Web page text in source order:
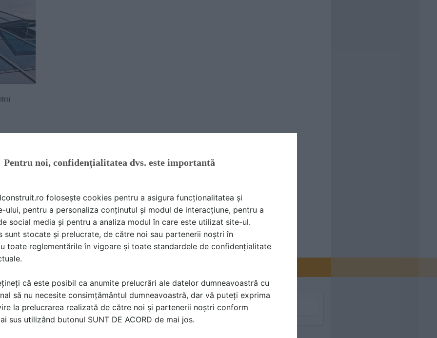
info
Pentru noi, confidențialitatea dvs. este importantă
folosește cookies pentru a asigura funcționalitatea și
ului, pentru a personaliza conținutul și modul de interacțiune, pentru a
social media și pentru a analiza modul în care este utilizat site-ul.
sunt stocate și prelucrate, de către noi sau partenerii noștri în
toate reglementările în vigoare și toate standardele de confidențialitate
că este posibil ca anumite prelucrări ale datelor dumneavoastră cu
să nu necesite consimțământul dumneavoastră, dar vă puteți exprima
la prelucrarea realizată de către noi și partenerii noștri conform
sus utilizând butonul SUNT DE ACORD de mai jos.